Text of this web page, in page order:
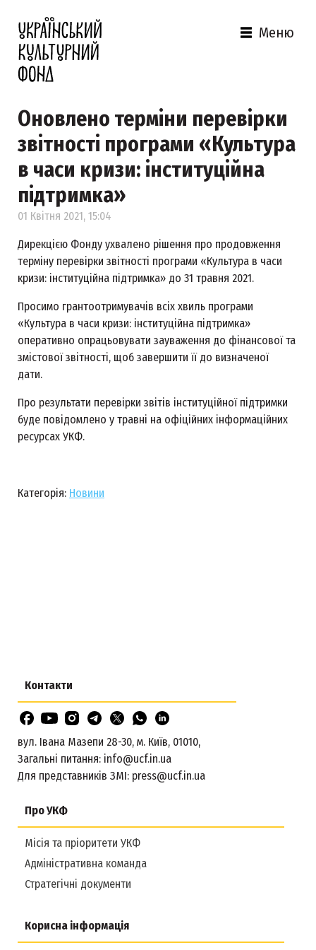
Меню
Оновлено терміни перевірки
звітності програми «Культура
в часи кризи: інституційна
підтримка»
01 Квітня 2021, 15:04
Дирекцією Фонду ухвалено рішення про продовження
терміну перевірки звітності програми «Культура в часи
кризи: інституційна підтримка» до 31 травня 2021.
Просимо грантоотримувачів всіх хвиль програми
«Культура в часи кризи: інституційна підтримка»
оперативно опрацьовувати зауваження до фінансової та
змістової звітності, щоб завершити її до визначеної
дати.
Про результати перевірки звітів інституційної підтримки
буде повідомлено у травні на офіційних інформаційних
ресурсах УКФ.
Категорія: Новини
Про УКФ
Місія та пріоритети УКФ
Адміністративна команда
Стратегічні документи
Корисна інформація
Контакти
вул. Івана Мазепи 28-30, м. Київ, 01010,
Загальні питання: info@ucf.in.ua
Для представників ЗМІ: press@ucf.in.ua